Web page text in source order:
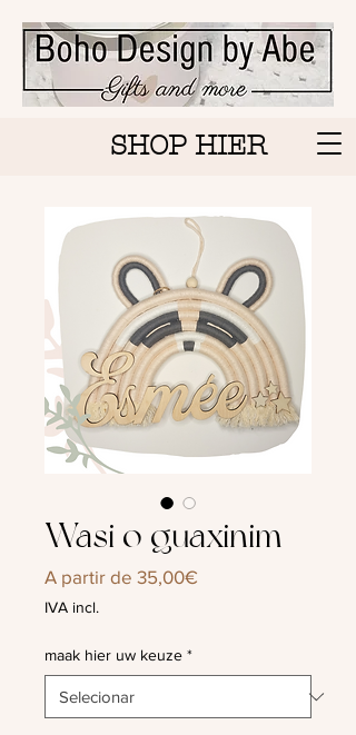
SHOP HIER
Wasi o guaxinim
A partir de 35,00€
IVA incl.
maak hier uw keuze *